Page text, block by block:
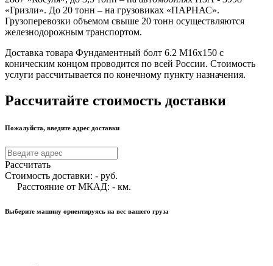
«Гризли». До 20 тонн – на грузовиках «ПАРНАС».
Грузоперевозки объемом свыше 20 тонн осуществляются
железнодорожным транспортом.
Доставка товара Фундаментный болт 6.2 М16х150 с
коническим концом проводится по всей России. Стоимость
услуги рассчитывается по конечному пункту назначения.
Рассчитайте стоимость доставки
Пожалуйста, введите адрес доставки
Рассчитать
Стоимость доставки: - руб.
Расстояние от МКАД: - км.
Выберите машину ориентируясь на вес вашего груза